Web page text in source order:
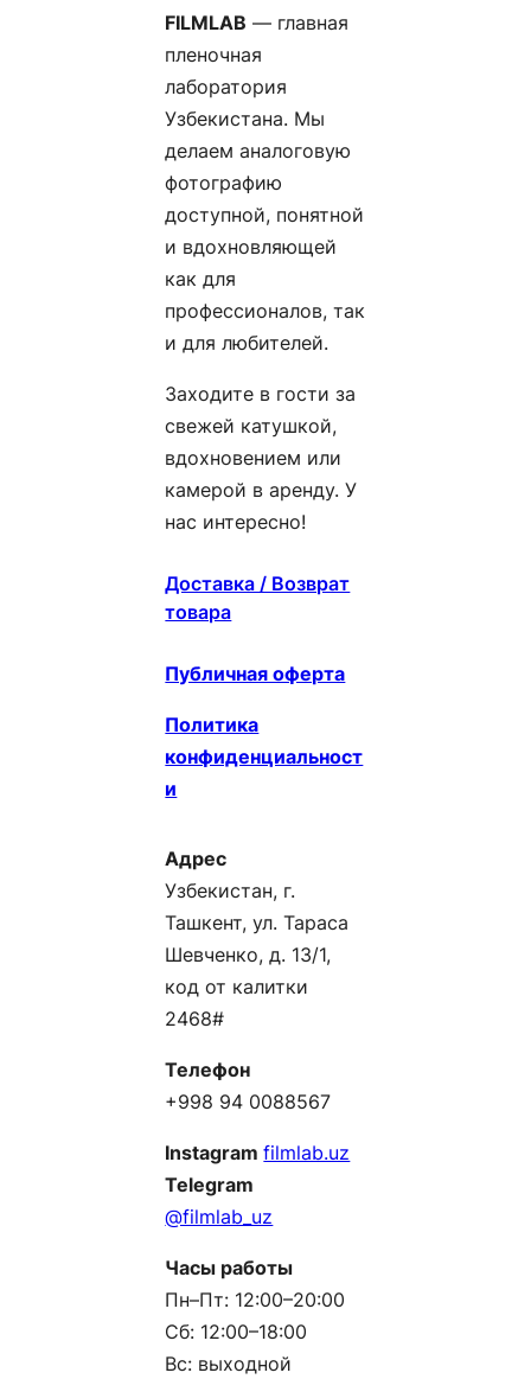
FILMLAB — главная
пленочная
лаборатория
Узбекистана. Мы
делаем аналоговую
фотографию
доступной, понятной
и вдохновляющей
как для
профессионалов, так
и для любителей.
Заходите в гости за
свежей катушкой,
вдохновением или
камерой в аренду. У
нас интересно!
Доставка / Возврат
товара
Публичная оферта
Политика
конфиденциальност
и
Адрес
Узбекистан, г.
Ташкент, ул. Тараса
Шевченко, д. 13/1,
код от калитки
2468#
Телефон
+998 94 0088567
Instagramfilmlab.uz
Telegram
@filmlab_uz
Часы работы
Пн–Пт: 12:00–20:00
Сб: 12:00–18:00
Вс: выходной